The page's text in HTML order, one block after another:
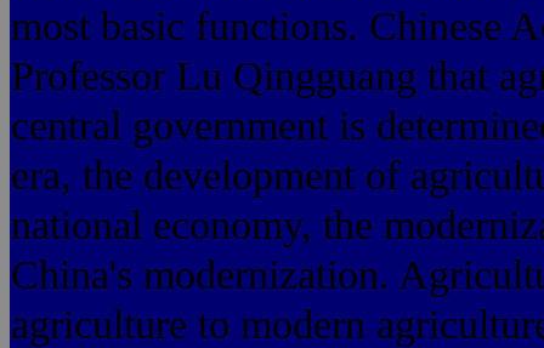
most basic functions. Chinese
Professor Lu Qingguang that
central government is
era, the development of
national economy, the
China's modernization.
agriculture to modern